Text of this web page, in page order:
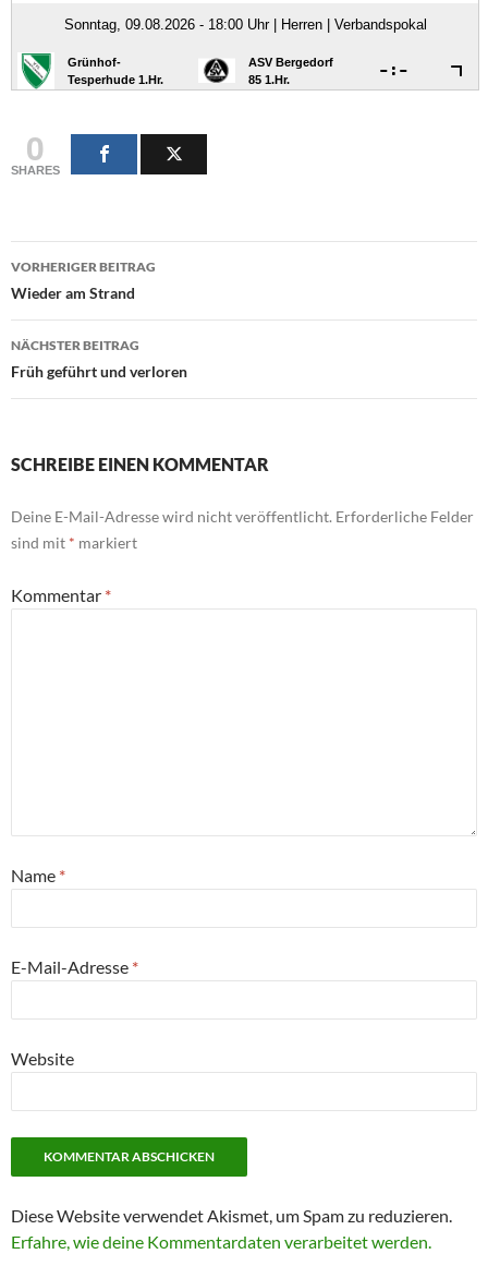
0
SHARES
Beitragsnavigation
VORHERIGER BEITRAG
Wieder am Strand
NÄCHSTER BEITRAG
Früh geführt und verloren
SCHREIBE EINEN KOMMENTAR
Deine E-Mail-Adresse wird nicht veröffentlicht. Erforderliche Felder
sind mit * markiert
Kommentar *
Name *
E-Mail-Adresse *
Website
Diese Website verwendet Akismet, um Spam zu reduzieren.
Erfahre, wie deine Kommentardaten verarbeitet werden.